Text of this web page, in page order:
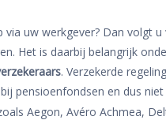
via uw werkgever? Dan volgt
Het is daarbij belangrijk
. Verzekerde
pensioenfondsen en dus
Aegon, Avéro Achmea,